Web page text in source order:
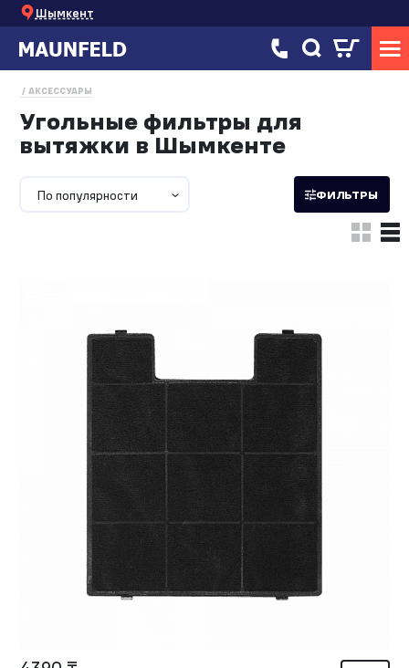
Шымкент
АКСЕССУАРЫ
Угольные фильтры для
вытяжки в Шымкенте
По популярности ФИЛЬТРЫ